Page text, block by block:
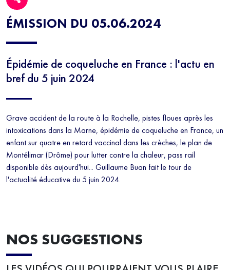
ÉMISSION DU 05.06.2024
Épidémie de coqueluche en France : l'actu en
bref du 5 juin 2024
Grave accident de la route à la Rochelle, pistes floues après les
intoxications dans la Marne, épidémie de coqueluche en France, un
enfant sur quatre en retard vaccinal dans les crèches, le plan de
Montélimar (Drôme) pour lutter contre la chaleur, pass rail
disponible dès aujourd'hui... Guillaume Buan fait le tour de
l'actualité éducative du 5 juin 2024.
NOS SUGGESTIONS
NEWSLETTER
Inscrivez-vous à notre newsletter 100% éducation et recevez
tous les mercredis le meilleur des programmes SQOOL TV en
moins de 5 minutes. En renseignant votre email, vous acceptez de
recevoir régulièrement notre newsletter par courrier électronique et vous
prenez connaissance de notre politique de confidentialité. Vous pouvez